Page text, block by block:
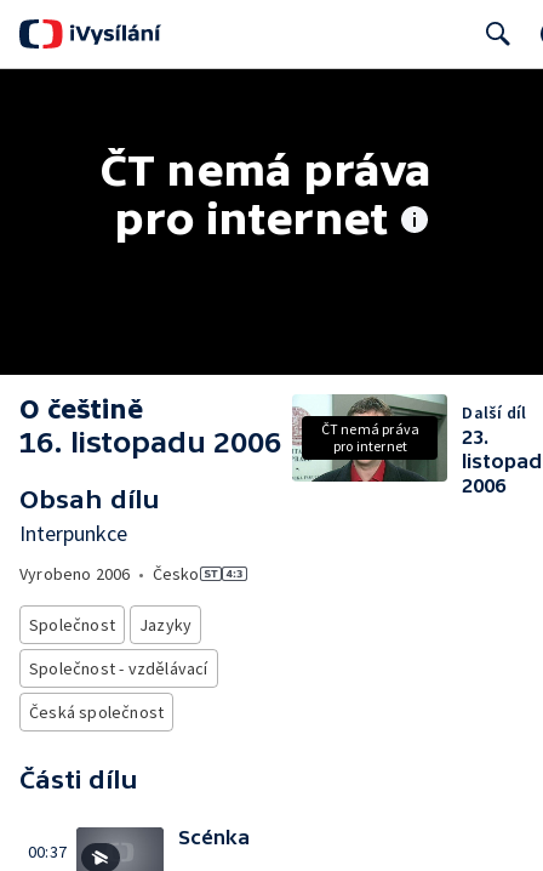
ČT nemá práva
pro internet
O češtině
16. listopadu 2006
Obsah dílu
Interpunkce
Vyrobeno 2006 • Česko
Společnost
Jazyky
Společnost - vzdělávací
Česká společnost
Části dílu
00:37
Scénka
ČT nemá práva
pro internet
Další díl
23.
2006